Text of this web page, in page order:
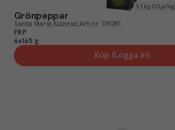
1.1 kg CO₂e/kg
Grönpeppar
Santa Maria Kolonial Art.nr. 119087
FRP
6x165 g
Köp (Logga in)